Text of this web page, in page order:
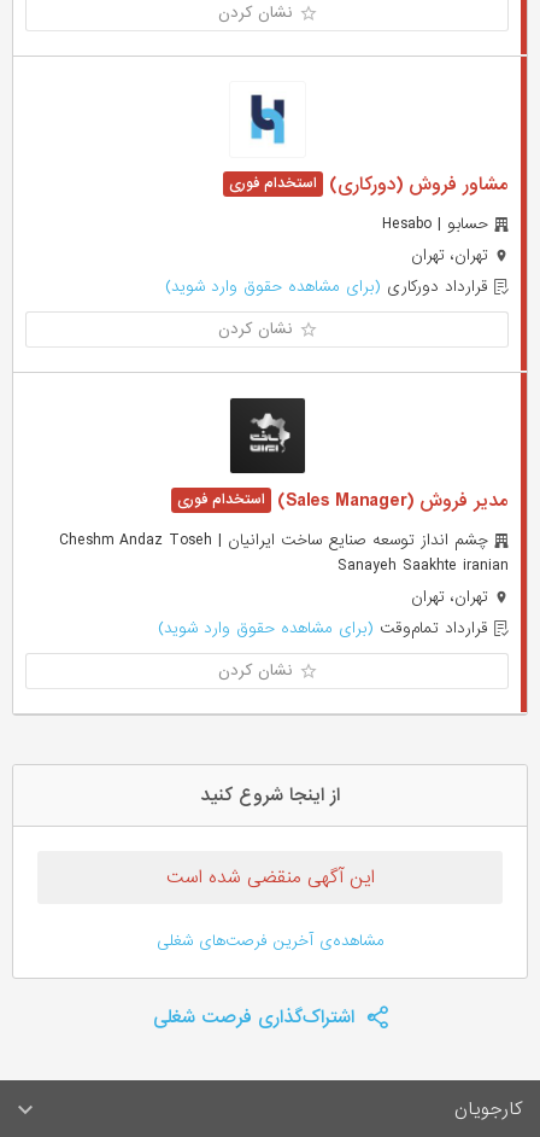
نشان کردن
مشاور فروش (دورکاری)
حسابو | Hesabo
تهران، تهران
قرارداد دورکاری (برای مشاهده حقوق وارد شوید)
نشان کردن
مدیر فروش (Sales Manager)
چشم انداز توسعه صنایع ساخت ایرانیان | Cheshm Andaz Toseh
Sanayeh Saakhte iranian
تهران، تهران
قرارداد تمام‌وقت (برای مشاهده حقوق وارد شوید)
نشان کردن
از اینجا شروع کنید
این آگهی منقضی شده است
مشاهده‌ی آخرین فرصت‌های شغلی
اشتراک‌گذاری فرصت شغلی
کارجویان